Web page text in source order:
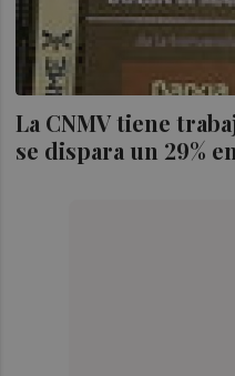
La CNMV tiene
se dispara un 29%